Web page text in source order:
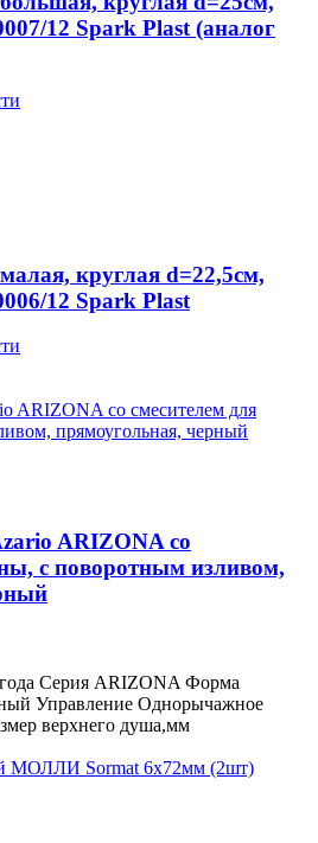
12 Spark Plast (аналог
круглая d=22,5см,
12 Spark Plast
ARIZONA со
с поворотным изливом,
Серия ARIZONA Форма
Управление Однорычажное
верхнего душа,мм